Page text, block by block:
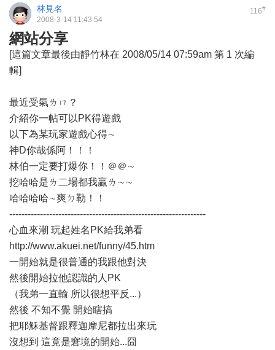
116#
林見名
2008-3-14 11:43:54
網站分享
[這篇文章最後由靜竹林在 2008/05/14 07:59am 第 1 次編
輯]
最近受氣ㄌㄇ？
介紹你一帖可以PK得遊戲
以下為某玩家遊戲心得∼
神D你哉係阿！！！
林伯一定要打爆你！！＠＠∼
挖哈哈是ㄌ二場都我贏ㄌ∼∼
哈哈哈哈∼爽ㄉ勒！！
----------------------------------------------------------------
心血來潮 玩起姓名PK給我弟看
http://www.akuei.net/funny/45.htm
一開始就是很普通的我跟他對決
然後開始拉他認識的人PK
（我弟一直輸 所以很想平反...）
然後 不知不覺 開始瞎搞
把耶穌基督跟釋迦摩尼都拉出來玩
沒想到 這竟是窘境的開始...囧